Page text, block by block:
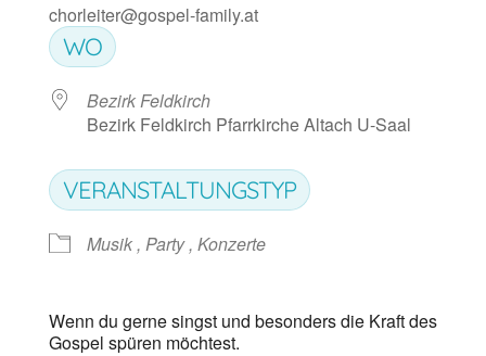
chorleiter@gospel-family.at
WO
Bezirk Feldkirch
Bezirk Feldkirch Pfarrkirche Altach U-Saal
VERANSTALTUNGSTYP
Musik , Party , Konzerte
Wenn du gerne singst und besonders die Kraft des
Gospel spüren möchtest.